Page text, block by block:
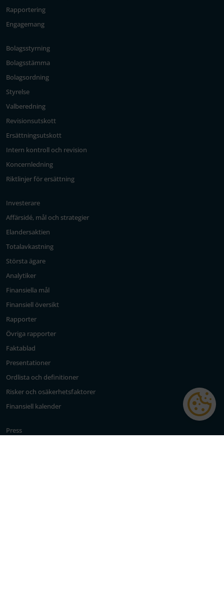
Rapportering
Engagemang
Bolagsstyrning
Bolagsstämma
Bolagsordning
Styrelse
Valberedning
Revisionsutskott
Ersättningsutskott
Intern kontroll och revision
Koncernledning
Riktlinjer för ersättning
Investerare
Affärsidé, mål och strategier
Elandersaktien
Totalavkastning
Största ägare
Analytiker
Finansiella mål
Finansiell översikt
Rapporter
Övriga rapporter
Faktablad
Presentationer
Ordlista och definitioner
Risker och osäkerhetsfaktorer
Finansiell kalender
Press